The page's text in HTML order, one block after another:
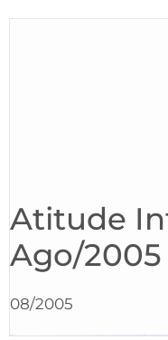
Atitude
Ago/2005
08/2005